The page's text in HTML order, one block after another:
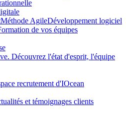
Méthode AgileDéveloppement logiciel
de vos équipes
Découvrez l'état d'esprit, l'équipe
recrutement d'IOcean
et témoignages clients